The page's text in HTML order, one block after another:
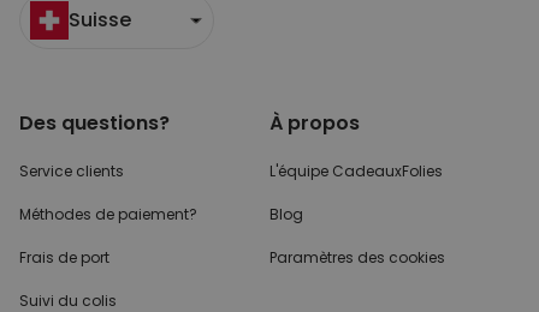
Suisse
Des questions?
Service clients
Méthodes de paiement?
Frais de port
Suivi du colis
À propos
L'équipe CadeauxFolies
Blog
Paramètres des cookies